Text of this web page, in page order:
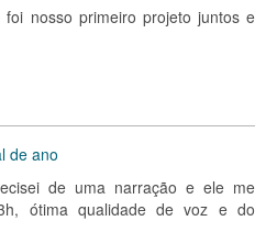
nosso primeiro projeto juntos e
de ano
de uma narração e ele me
ótima qualidade de voz e do